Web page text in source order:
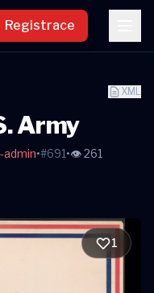
Registrace
XML
Army
admin•#691•👁 261
1